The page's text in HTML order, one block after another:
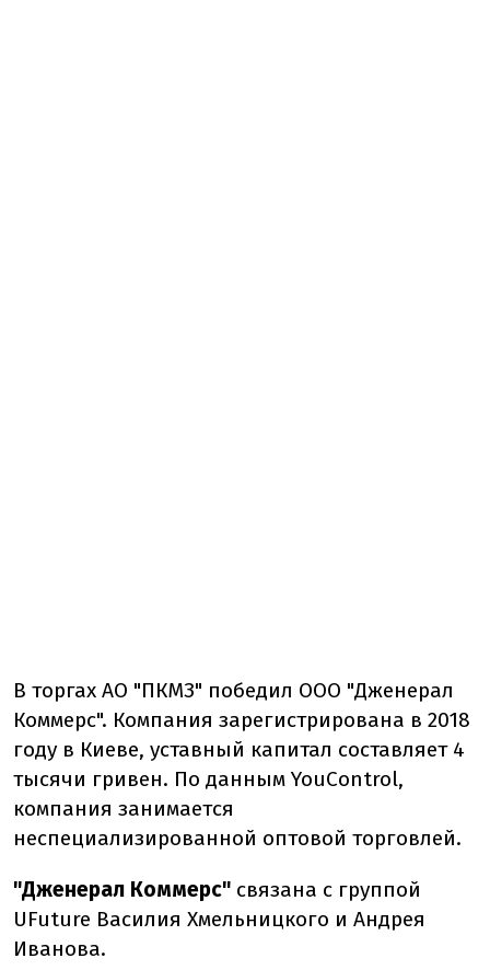
В торгах АО "ПКМЗ" победил ООО "Дженерал
Коммерс". Компания зарегистрирована в 2018
году в Киеве, уставный капитал составляет 4
тысячи гривен. По данным YouControl,
компания занимается
неспециализированной оптовой торговлей.
"Дженерал Коммерс" связана с группой
UFuture Василия Хмельницкого и Андрея
Иванова.